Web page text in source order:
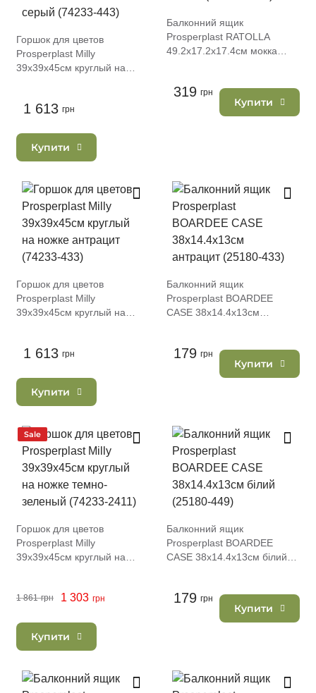
Горшок для цветов
Prosperplast Milly
39х39х45см круглый на
1 613 грн
Купити
Балконний ящик
Prosperplast RATOLLA
49.2х17.2х17.4см мокка
319 грн
Купити
Горшок для цветов
Prosperplast Milly
39х39х45см круглый на
1 613 грн
Купити
Балконний ящик
Prosperplast BOARDEE
CASE 38х14.4х13см
179 грн
Купити
Sale
Горшок для цветов
Prosperplast Milly
39х39х45см круглый на
1 861 грн 1 303 грн
Купити
Балконний ящик
Prosperplast BOARDEE
CASE 38х14.4х13см білий
179 грн
Купити